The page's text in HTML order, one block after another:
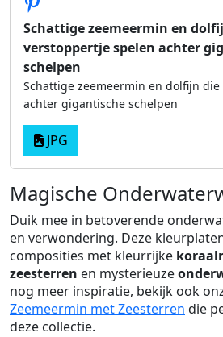
Schattige zeemeermin en
verstoppertje spelen achter
schelpen
Schattige zeemeermin en dolfijn
achter gigantische schelpen
JPG
Magische
Duik mee in betoverende
en verwondering. Deze
composities met kleurrijke
zeesterren en mysterieuze
nog meer inspiratie, bekijk ook
Zeemeermin met Zeesterren die
deze collectie.